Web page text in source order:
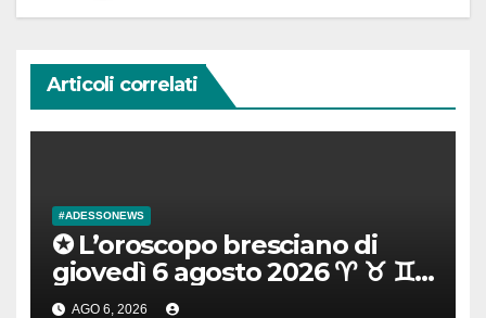
Articoli correlati
#ADESSONEWS
✪ L’oroscopo bresciano di
giovedì 6 agosto 2026 ♈ ♉ ♊
♋ ♌ ♍ ♎ ♏ ♐ ♑ ♒ ♓
AGO 6, 2026